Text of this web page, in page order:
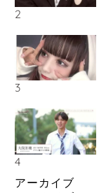
2
3
4
アーカイブ